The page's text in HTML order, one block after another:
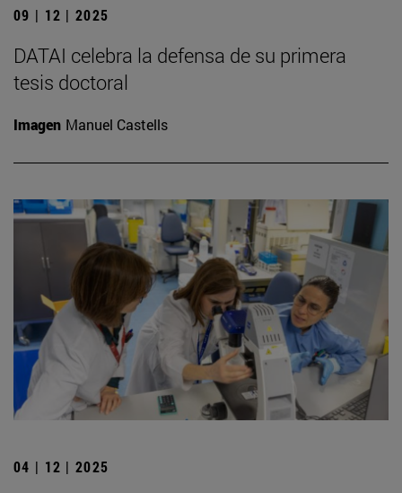
09 | 12 | 2025
DATAI celebra la defensa de su primera
tesis doctoral
Imagen Manuel Castells
04 | 12 | 2025